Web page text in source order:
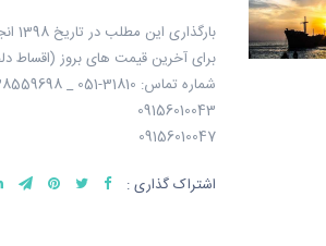
بارگذاری این مطلب در تاریخ 1398 انجام شده
برای آخرین قیمت های بروز (اقساط
شماره تماس: 31810-051 _ 05138559698 داخلی 3
09156010043
09156010047
اشتراک گذاری :